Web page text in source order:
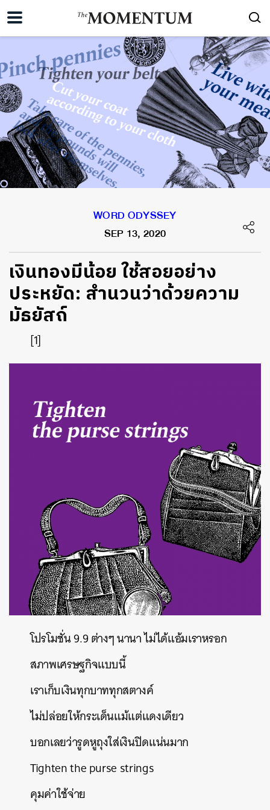
WORD ODYSSEY
SEP 13, 2020
เงินทองมีน้อย ใช้สอยอย่าง
ประหยัด: สำนวนว่าด้วยความ
มัธยัสถ์
[1]
โปรโมชั่น9.9ต่างๆนานาไม่ได้แอ้มเราหรอก
สภาพเศรษฐกิจแบบนี้
เราเก็บเงินทุกบาททุกสตางค์
ไม่ปล่อยให้กระเด็นแม้แต่แดงเดียว
บอกเลยว่ารูดหูถุงใส่เงินปิดแน่นมาก
Tighten the purse strings
คุมค่าใช้จ่าย